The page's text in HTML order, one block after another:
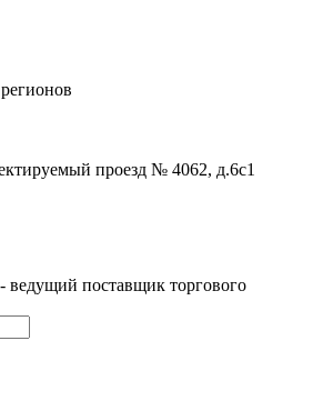
проезд № 4062, д.6с1
ведущий поставщик торгового